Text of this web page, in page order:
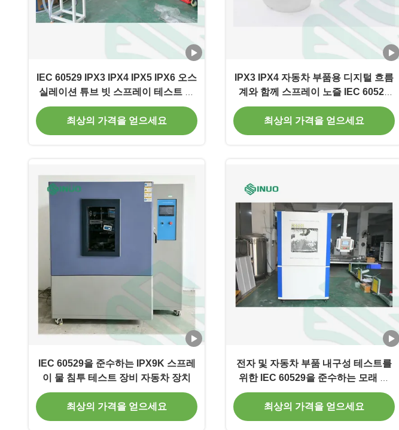
IEC 60529 IPX3 IPX4 IPX5 IPX6 오스
실레이션 튜브 빗 스프레이 테스트 장
비
최상의 가격을 얻으세요
IPX3 IPX4 자동차 부품용 디지털 흐름
계와 함께 스프레이 노즐 IEC 60529
시험 장비
최상의 가격을 얻으세요
IEC 60529을 준수하는 IPX9K 스프레
이 물 침투 테스트 장비 자동차 장치
최상의 가격을 얻으세요
전자 및 자동차 부품 내구성 테스트를
위한 IEC 60529을 준수하는 모래 및
먼지 시험 챔버
최상의 가격을 얻으세요